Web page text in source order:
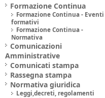
Formazione Continua
Formazione Continua - Eventi
formativi
Formazione Continua -
Normativa
Comunicazioni
Amministrative
Comunicati stampa
Rassegna stampa
Normativa giuridica
Leggi,decreti, regolamenti